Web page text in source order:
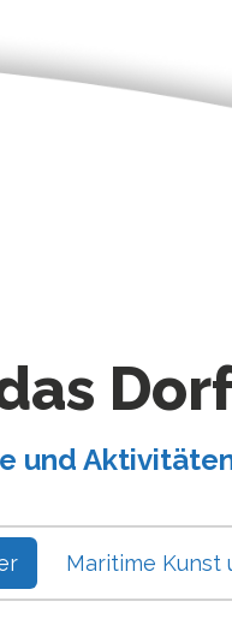
und
Maritime Kunst